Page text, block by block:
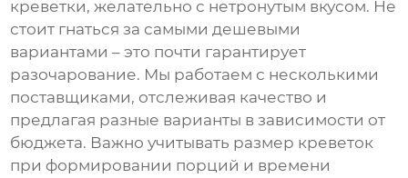
креветки, желательно с нетронутым вкусом. Не
стоит гнаться за самыми дешевыми
вариантами – это почти гарантирует
разочарование. Мы работаем с несколькими
поставщиками, отслеживая качество и
предлагая разные варианты в зависимости от
бюджета. Важно учитывать размер креветок
при формировании порций и времени